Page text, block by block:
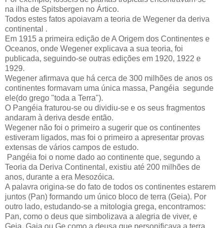
na ilha de Spitsbergen no Ártico.
Todos estes fatos apoiavam a teoria de Wegener da deriva
continental .
Em 1915 a primeira edição de A Origem dos Continentes e
Oceanos, onde Wegener explicava a sua teoria, foi
publicada, seguindo-se outras edições em 1920, 1922 e
1929.
Wegener afirmava que há cerca de 300 milhões de anos os
continentes formavam uma única massa, Pangéia segunde
ele(do grego "toda a Terra").
O Pangéia fraturou-se ou dividiu-se e os seus fragmentos
andaram à deriva desde então.
Wegener não foi o primeiro a sugerir que os continentes
estiveram ligados, mas foi o primeiro a apresentar provas
extensas de vários campos de estudo.
Pangéia foi o nome dado ao continente que, segundo a
Teoria da Deriva Continental, existiu até 200 milhões de
anos, durante a era Mesozóica.
A palavra origina-se do fato de todos os continentes estarem
juntos (Pan) formando um único bloco de terra (Geia). Por
outro lado, estudando-se a mitologia grega, encontramos:
Pan, como o deus que simbolizava a alegria de viver, e
Geia, Gaia ou Ge como a deusa que personificava a terra